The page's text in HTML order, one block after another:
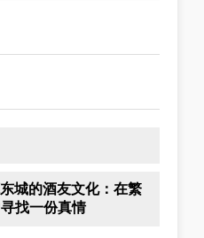
城的酒友文化：在繁
找一份真情